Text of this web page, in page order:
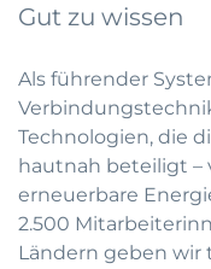
Gut zu wissen
Als führender
Technologien, die
hautnah beteiligt –
erneuerbare
2.500
Ländern geben wir